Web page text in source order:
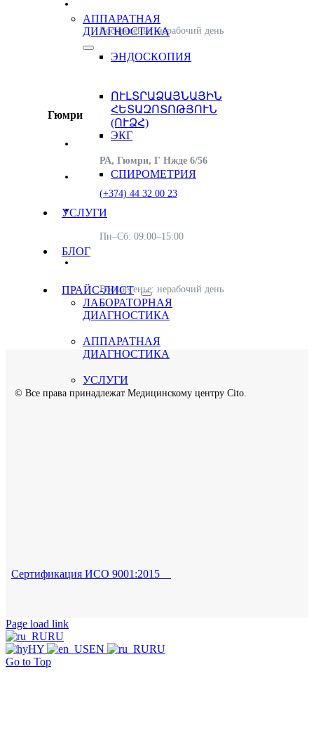
АППАРАТНАЯ
ДИАГНОСТИКА
ЭНДОСКОПИЯ
ՈՒԼՏՐԱՁԱՅՆԱՅԻՆ
ՀԵՏԱԶՈՏՈԹՅՈՒՆ
(ՈՒՁՀ)
ЭКГ
СПИРОМЕТРИЯ
УСЛУГИ
БЛОГ
ПРАЙС-ЛИСТ
ЛАБОРАТОРНАЯ
ДИАГНОСТИКА
АППАРАТНАЯ
ДИАГНОСТИКА
УСЛУГИ
Воскресенье: нерабочий день
Гюмри
РА, Гюмри, Г Нжде 6/56
(+374) 44 32 00 23
Пн–Сб: 09:00–15:00
Воскресенье: нерабочий день
© Все права принадлежат Медицинскому центру Cito.
Сертификация ИСО 9001:2015
Page load link
RU
HY
EN
RU
Go to Top